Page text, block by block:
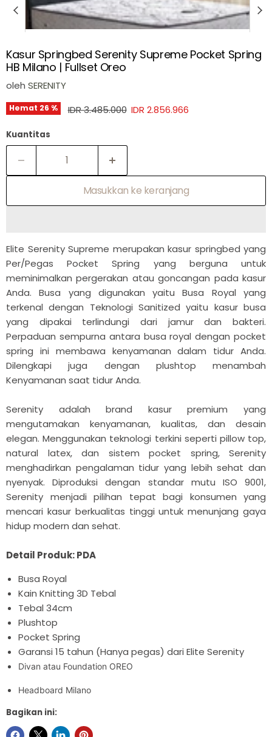
Kasur Springbed Serenity Supreme Pocket Spring
HB Milano | Fullset Oreo
oleh SERENITY
Hemat 26 % Harga asli
IDR 3.485.000 Harga sekarang
IDR 2.856.966
Kuantitas
Masukkan ke keranjang
Elite Serenity Supreme merupakan kasur springbed yang
Per/Pegas Pocket Spring yang berguna untuk
meminimalkan pergerakan atau goncangan pada kasur
Anda. Busa yang digunakan yaitu Busa Royal yang
terkenal dengan Teknologi Sanitized yaitu kasur busa
yang dipakai terlindungi dari jamur dan bakteri.
Perpaduan sempurna antara busa royal dengan pocket
spring ini membawa kenyamanan dalam tidur Anda.
Dilengkapi juga dengan plushtop menambah
Kenyamanan saat tidur Anda.
Serenity adalah brand kasur premium yang
mengutamakan kenyamanan, kualitas, dan desain
elegan. Menggunakan teknologi terkini seperti pillow top,
natural latex, dan sistem pocket spring, Serenity
menghadirkan pengalaman tidur yang lebih sehat dan
nyenyak. Diproduksi dengan standar mutu ISO 9001,
Serenity menjadi pilihan tepat bagi konsumen yang
mencari kasur berkualitas tinggi untuk menunjang gaya
hidup modern dan sehat.
Detail Produk: PDA
Busa Royal
Kain Knitting 3D Tebal
Tebal 34cm
Plushtop
Pocket Spring
Garansi 15 tahun (Hanya pegas) dari Elite Serenity
Divan atau Foundation OREO
Headboard Milano
Bagikan ini: